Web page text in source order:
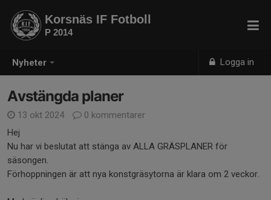
Nyheter Logga in
Korsnäs IF Fotboll
P 2014
Avstängda planer
13 okt 2024
0 kommentarer
Hej
Nu har vi beslutat att stänga av ALLA GRÄSPLANER för
säsongen.
Förhoppningen är att nya konstgräsytorna är klara om 2 veckor.